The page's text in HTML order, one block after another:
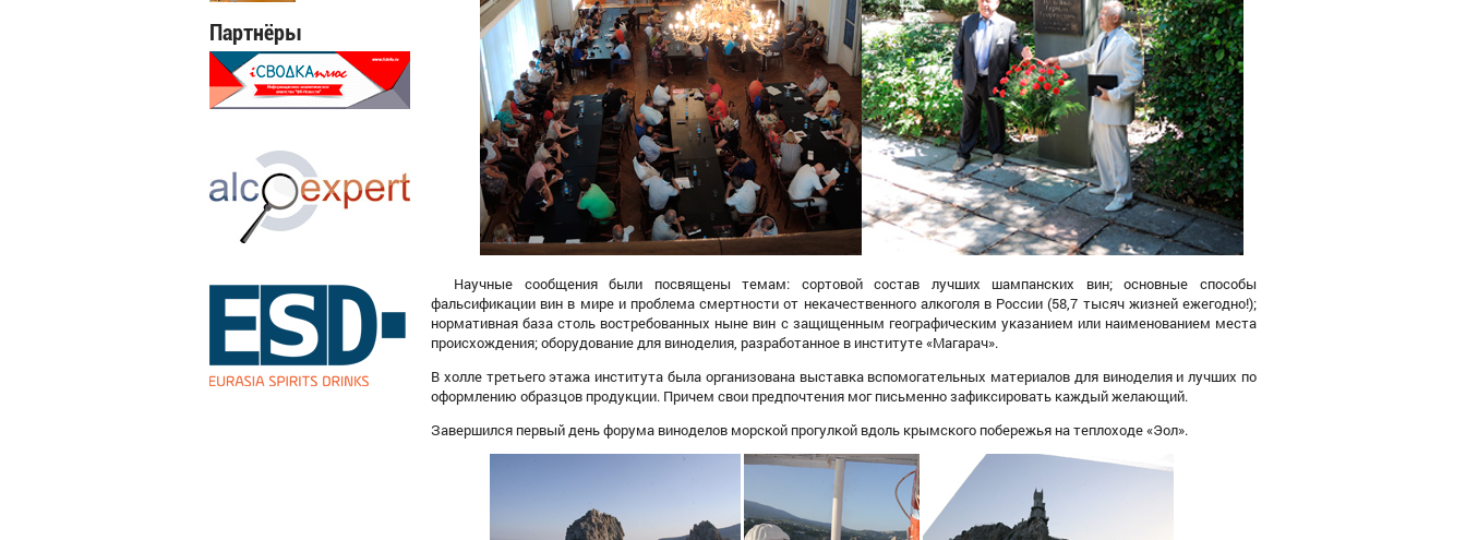
Партнёры
Научные сообщения были посвящены темам: сортовой состав лучших шампанских вин; основные способы
фальсификации вин в мире и проблема смертности от некачественного алкоголя в России (58,7 тысяч жизней ежегодно!);
нормативная база столь востребованных ныне вин с защищенным географическим указанием или наименованием места
происхождения; оборудование для виноделия, разработанное в институте «Магарач».
В холле третьего этажа института была организована выставка вспомогательных материалов для виноделия и лучших по
оформлению образцов продукции. Причем свои предпочтения могписьменно зафиксировать каждыйжелающий.
Завершился первый день форума виноделов морской прогулкой вдоль крымского побережья на теплоходе «Эол».